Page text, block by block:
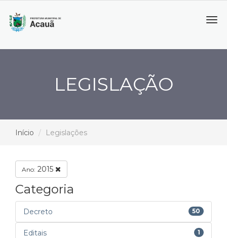
LEGISLAÇÃO
Início Legislações
Ano: 2015
Categoria
Decreto 50
Editais 1